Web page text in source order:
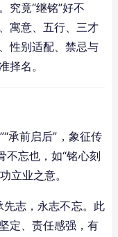
究竟“继铭”好不
寓意、五行、三才
性别适配、禁忌与
择名。
承前启后”，象征传
不忘也，如“铭心刻
立业之意。
先志，永志不忘。此
定、责任感强，有